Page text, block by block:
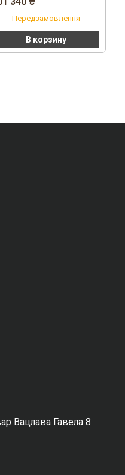
Передзамовлення
В корзину
Вацлава Гавела 8